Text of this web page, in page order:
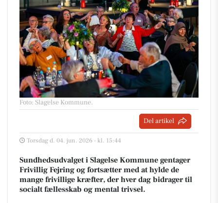
Foto: Slagelse Kommune.
Del artikel
Torsdag d. 04. jun. 2026 - kl. 15:44
Sundhedsudvalget i Slagelse Kommune gentager
Frivillig Fejring og fortsætter med at hylde de
mange frivillige kræfter, der hver dag bidrager til
socialt fællesskab og mental trivsel.